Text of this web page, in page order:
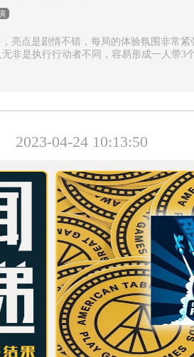
亮点是剧情不错，每局的体验氛围非常
非是执行行动者不同，容易形成一人带3
2023-04-24 10:13:50